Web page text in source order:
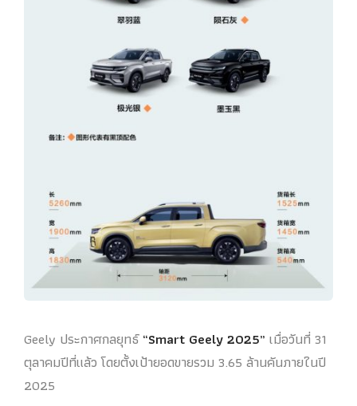
Geely ประกาศกลยุทธ์“Smart Geely 2025” เมื่อวันที่ 31
ตุลาคมปีที่แล้ว โดยตั้งเป้ายอดขายรวม 3.65 ล้านคันภายในปี
2025